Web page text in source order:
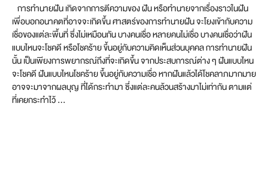
การทำนายฝัน เกิดจากการตีความของ ฝัน หรือทำนายจากเรื่องราวในฝัน
เพื่อบอกอนาคตที่อาจจะเกิดขึ้น ศาสตร์ของการทำนายฝัน จะโยงเข้ากับความ
เชื่อของแต่ละพื้นที่ ซึ่งไม่เหมือนกัน บางคนเชื่อ หลายคนไม่เชื่อ บางคนเชื่อว่าฝัน
แบบไหนจะโชคดี หรือโชคร้าย ขึ้นอยู่กับความคิดเห็นส่วนบุคคล การทำนายฝัน
นั้น เป็นเพียงการพยากรณ์ถึงที่จะเกิดขึ้น จากประสบการณ์ต่าง ๆ ฝันแบบไหน
จะโชคดี ฝันแบบไหนโชคร้าย ขึ้นอยู่กับความเชื่อ หากฝันแล้วได้โชคลาภมากมาย
อาจจะมาจากผลบุญ ที่ได้กระทำมา ซึ่งแต่ละคนล้วนสร้างมาไม่เท่ากัน ตามแต่
ที่เคยกระทำไว้ …